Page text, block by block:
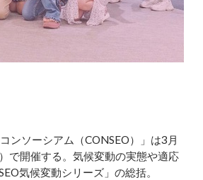
ンソーシアム（CONSEO）」は3月
で開催する。気候変動の実態や適応
気候変動シリーズ」の総括。